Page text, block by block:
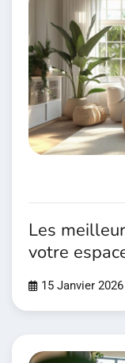
Les
votre
15 Janvier 2026